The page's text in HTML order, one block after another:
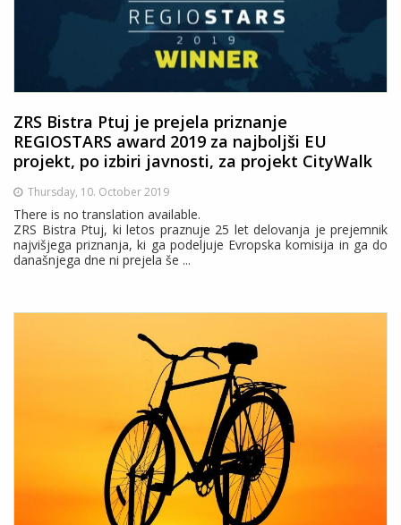
ZRS Bistra Ptuj je prejela priznanje
REGIOSTARS award 2019 za najboljši EU
projekt, po izbiri javnosti, za projekt CityWalk
Thursday, 10. October 2019
There is no translation available.
ZRS Bistra Ptuj, ki letos praznuje 25 let delovanja je prejemnik
najvišjega priznanja, ki ga podeljuje Evropska komisija in ga do
današnjega dne ni prejela še ...